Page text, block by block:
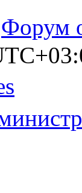
Форум